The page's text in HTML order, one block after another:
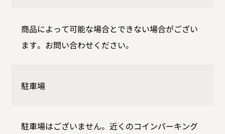
商品によって可能な場合とできない場合がござい
ます。お問い合わせください。
駐車場
駐車場はございません。近くのコインパーキング